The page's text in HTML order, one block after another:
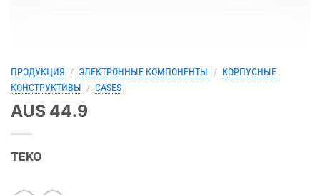
ПРОДУКЦИЯ / ЭЛЕКТРОННЫЕ КОМПОНЕНТЫ / КОРПУСНЫЕ
КОНСТРУКТИВЫ / CASES
AUS 44.9
TEKO